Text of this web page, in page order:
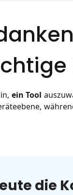
ein Tool
die